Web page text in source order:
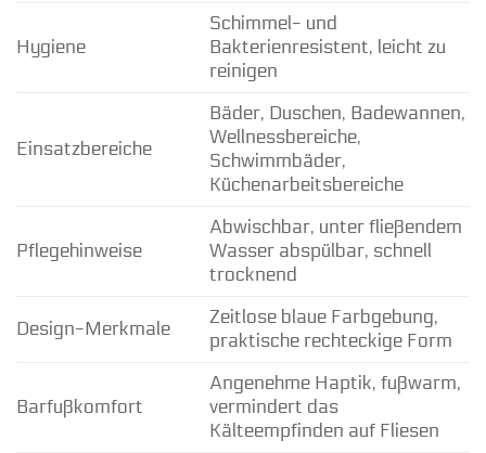
Hygiene
Schimmel- und
Bakterienresistent, leicht zu
reinigen
Einsatzbereiche
Bäder, Duschen, Badewannen,
Wellnessbereiche,
Schwimmbäder,
Küchenarbeitsbereiche
Pflegehinweise
Abwischbar, unter fließendem
Wasser abspülbar, schnell
trocknend
Design-Merkmale
Zeitlose blaue Farbgebung,
praktische rechteckige Form
Barfußkomfort
Angenehme Haptik, fußwarm,
vermindert das
Kälteempfinden auf Fliesen